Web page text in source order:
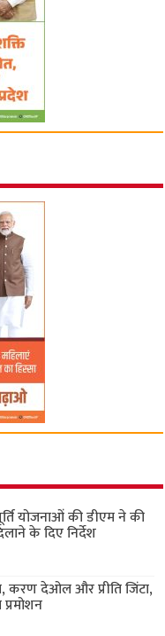
योजनाओं की डीएम ने की
के दिए निर्देश
देओल और प्रीति जिंटा,